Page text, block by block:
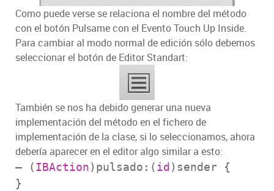
Como puede verse se relaciona el nombre del método
con el botón Pulsame con el Evento Touch Up Inside.
Para cambiar al modo normal de edición sólo debemos
seleccionar el botón de Editor Standart:
También se nos ha debido generar una nueva
implementación del método en el fichero de
implementación de la clase, si lo seleccionamos, ahora
debería aparecer en el editor algo similar a esto:
– (IBAction)pulsado:(id )sender {
}